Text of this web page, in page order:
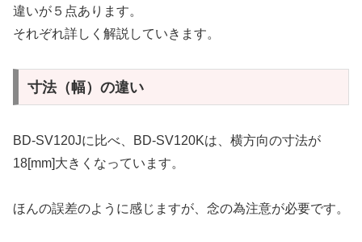
違いが５点あります。
それぞれ詳しく解説していきます。
寸法（幅）の違い
BD-SV120Jに比べ、BD-SV120Kは、横方向の寸法が
18[mm]大きくなっています。
ほんの誤差のように感じますが、念の為注意が必要です。